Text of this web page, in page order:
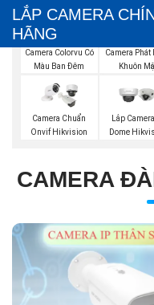
LẮP CAMERA
HÃNG
Camera Colorvu Có
Màu Ban Đêm
Camera Phát
Khuôn
Camera Chuẩn
Onvif Hikvision
Lắp
Dome
CAMERA